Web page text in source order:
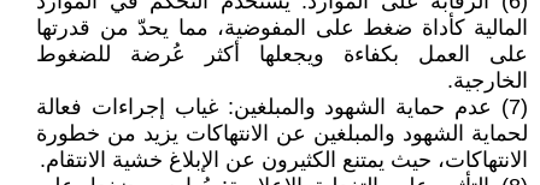
المالية كأداة ضغط على المفوضية، مما يحدّ من قدرتها
على العمل بكفاءة ويجعلها أكثر عُرضة للضغوط
الخارجية.
(7) عدم حماية الشهود والمبلغين: غياب إجراءات فعالة
لحماية الشهود والمبلغين عن الانتهاكات يزيد من خطورة
الانتهاكات، حيث يمتنع الكثيرون عن الإبلاغ خشية الانتقام.